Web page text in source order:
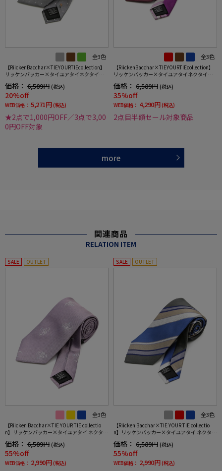
全3色
【RiickenBacchar×TIEYOURTIEcollection】
リッケンバッカー×タイユアタイネクタイレ
ギュラーシルク100%小柄RUCKENBACCHAR
価格： 6,589円 (税込)
20%off
WEB価格： 5,271円 (税込)
★2点で1,000円OFF／3点で3,00
0円OFF対象
全3色
【RiickenBacchar×TIEYOURTIEcollection】
リッケンバッカー×タイユアタイネクタイシ
ルク100%ストライプ
価格： 6,589円 (税込)
35%off
WEB価格： 4,290円 (税込)
2点目半額セール対象商品
more
関連商品
RELATION ITEM
SALE OUTLET
全3色
【Riicken Bacchar×TIE YOUR TIE collectio
n】リッケンバッカー×タイユアタイ ネクタイ
シルク100% 小柄
価格： 6,589円 (税込)
55%off
WEB価格： 2,990円 (税込)
SALE OUTLET
全3色
【Riicken Bacchar×TIE YOUR TIE collectio
n】リッケンバッカー×タイユアタイ ネクタイ
シルク100% ストライプ
価格： 6,589円 (税込)
55%off
WEB価格： 2,990円 (税込)